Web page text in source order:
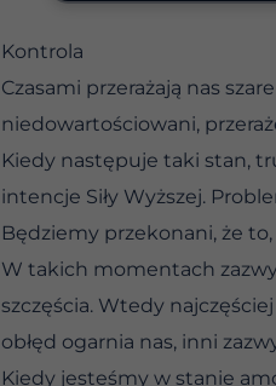
Kontrola
Czasami przerażają nas
niedowartościowani,
Kiedy następuje taki stan,
intencje Siły Wyższej.
Będziemy przekonani, że
W takich momentach
szczęścia. Wtedy
obłęd ogarnia nas, inni
Kiedy jesteśmy w stanie